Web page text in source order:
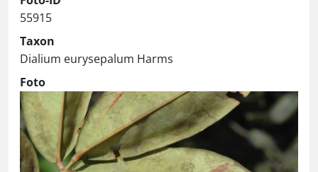
55915
Taxon
Dialium eurysepalum Harms
Foto